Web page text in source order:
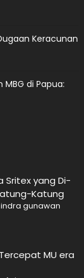
Keracunan
di Papua:
Sritex yang Di-
Katung
Author
indra gunawan
MU era